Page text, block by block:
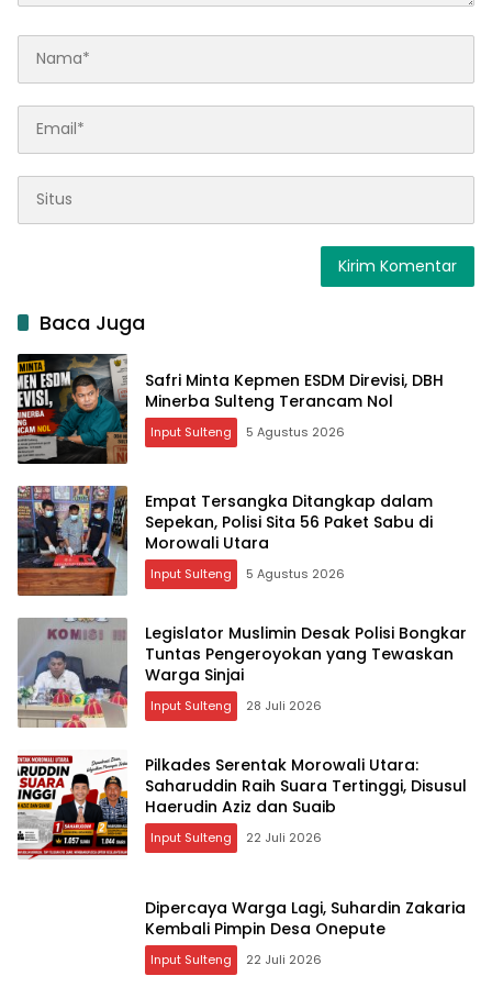
Baca Juga
Safri Minta Kepmen ESDM Direvisi, DBH
Minerba Sulteng Terancam Nol
Input Sulteng 5 Agustus 2026
Empat Tersangka Ditangkap dalam
Sepekan, Polisi Sita 56 Paket Sabu di
Morowali Utara
Input Sulteng 5 Agustus 2026
Legislator Muslimin Desak Polisi Bongkar
Tuntas Pengeroyokan yang Tewaskan
Warga Sinjai
Input Sulteng 28 Juli 2026
Pilkades Serentak Morowali Utara:
Saharuddin Raih Suara Tertinggi, Disusul
Haerudin Aziz dan Suaib
Input Sulteng 22 Juli 2026
Dipercaya Warga Lagi, Suhardin Zakaria
Kembali Pimpin Desa Onepute
Input Sulteng 22 Juli 2026